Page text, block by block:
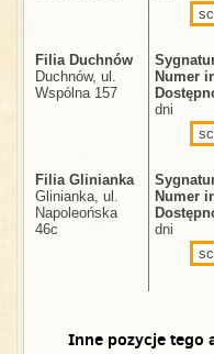
Filia Duchnów
Duchnów, ul.
Wspólna 157
Numer
dni
Filia Glinianka
Glinianka, ul.
Napoleońska
46c
Numer
dni
Inne pozycje tego